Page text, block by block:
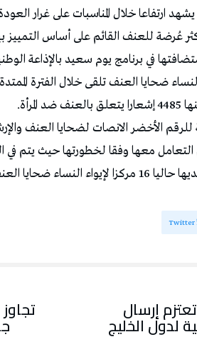
ارتفاعا خلال المناسبات على غرار
عُرضة للعنف القائم على أساس
للرقم الأخضر الانصات لضحايا العنف
معها وفقا لخطورتها حيث يتم في
ضحايا العنف.
Twitter
إرسال
لدول الخليج